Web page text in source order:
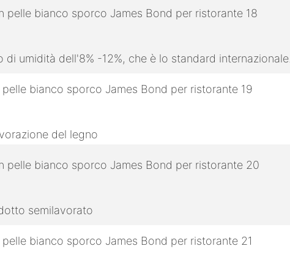
umidità dell'8% -12%, che è lo standard
del legno
semilavorato